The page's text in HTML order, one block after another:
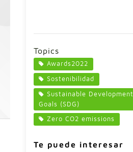
Topics
Awards2022
Sostenibilidad
Sustainable Development
Goals (SDG)
Zero CO2 emissions
Te puede interesar